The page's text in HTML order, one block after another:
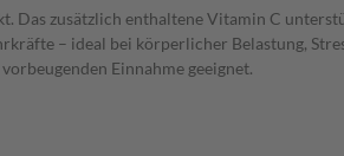
Das zusätzlich enthaltene Vitamin C
– ideal bei körperlicher Belastung,
Einnahme geeignet.